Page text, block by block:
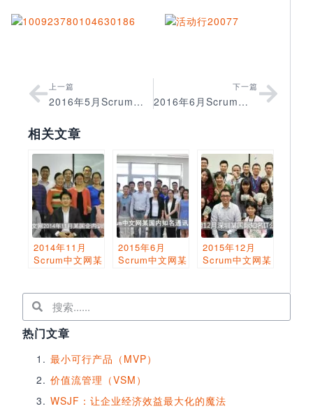
上一篇
2016年5月Scrum中文网北京CSM认证圆满结束
下一篇
2016年6月Scrum中文网北京CSM认证圆满结束
相关文章
2014年11月
Scrum中文网某
2015年6月
Scrum中文网某
2015年12月
Scrum中文网某
热门文章
最小可行产品（MVP）
价值流管理（VSM）
WSJF：让企业经济效益最大化的魔法